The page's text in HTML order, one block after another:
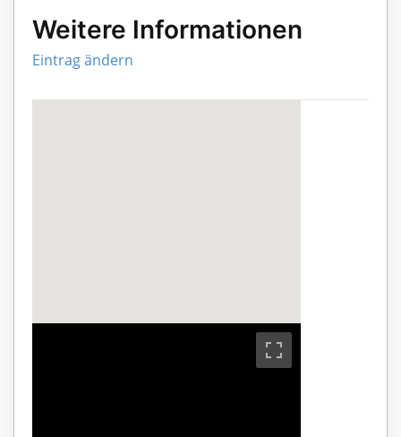
Weitere Informationen
Eintrag ändern